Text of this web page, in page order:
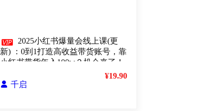
 2025小红书爆量会线上课(更
新) ：0到1打造高收益带货账号，靠
小红书带货年入100w？机会来了！
 千启
¥19.90